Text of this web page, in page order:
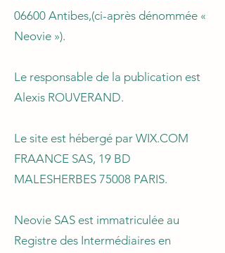
06600 Antibes,(ci-après dénommée «
Neovie »).
Le responsable de la publication est
Alexis ROUVERAND.
Le site est hébergé par WIX.COM
FRAANCE SAS, 19 BD
MALESHERBES 75008 PARIS.
Neovie SAS est immatriculée au
Registre des Intermédiaires en